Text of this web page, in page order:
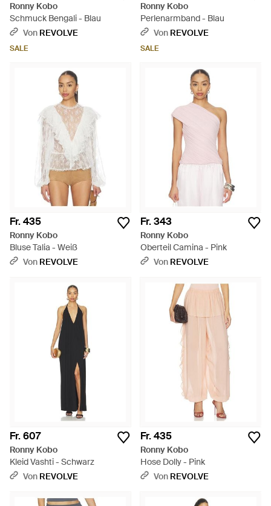
Ronny Kobo
Schmuck Bengali - Blau
Von REVOLVE
SALE
Ronny Kobo
Perlenarmband - Blau
Von REVOLVE
SALE
Fr. 435
Ronny Kobo
Bluse Talia - Weiß
Von REVOLVE
Fr. 343
Ronny Kobo
Oberteil Camina - Pink
Von REVOLVE
Fr. 607
Ronny Kobo
Kleid Vashti - Schwarz
Von REVOLVE
Fr. 435
Ronny Kobo
Hose Dolly - Pink
Von REVOLVE